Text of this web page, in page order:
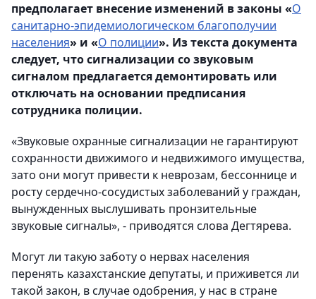
предполагает внесение изменений в законы «О
санитарно-эпидемиологическом благополучии
населения» и «О полиции». Из текста документа
следует, что сигнализации со звуковым
сигналом предлагается демонтировать или
отключать на основании предписания
сотрудника полиции.
«Звуковые охранные сигнализации не гарантируют
сохранности движимого и недвижимого имущества,
зато они могут привести к неврозам, бессоннице и
росту сердечно-сосудистых заболеваний у граждан,
вынужденных выслушивать пронзительные
звуковые сигналы», - приводятся слова Дегтярева.
Могут ли такую заботу о нервах населения
перенять казахстанские депутаты, и приживется ли
такой закон, в случае одобрения, у нас в стране